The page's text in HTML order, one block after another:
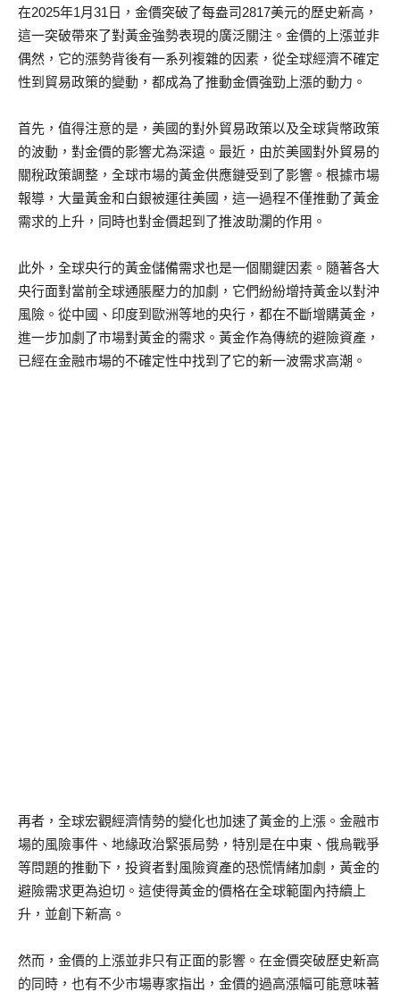
在2025年1月31日，金價突破了每盎司2817美元的歷史新高，
這一突破帶來了對黃金強勢表現的廣泛關注。金價的上漲並非
偶然，它的漲勢背後有一系列複雜的因素，從全球經濟不確定
性到貿易政策的變動，都成為了推動金價強勁上漲的動力。
首先，值得注意的是，美國的對外貿易政策以及全球貨幣政策
的波動，對金價的影響尤為深遠。最近，由於美國對外貿易的
關稅政策調整，全球市場的黃金供應鏈受到了影響。根據市場
報導，大量黃金和白銀被運往美國，這一過程不僅推動了黃金
需求的上升，同時也對金價起到了推波助瀾的作用。
此外，全球央行的黃金儲備需求也是一個關鍵因素。隨著各大
央行面對當前全球通脹壓力的加劇，它們紛紛增持黃金以對沖
風險。從中國、印度到歐洲等地的央行，都在不斷增購黃金，
進一步加劇了市場對黃金的需求。黃金作為傳統的避險資產，
已經在金融市場的不確定性中找到了它的新一波需求高潮。
再者，全球宏觀經濟情勢的變化也加速了黃金的上漲。金融市
場的風險事件、地緣政治緊張局勢，特別是在中東、俄烏戰爭
等問題的推動下，投資者對風險資產的恐慌情緒加劇，黃金的
避險需求更為迫切。這使得黃金的價格在全球範圍內持續上
升，並創下新高。
然而，金價的上漲並非只有正面的影響。在金價突破歷史新高
的同時，也有不少市場專家指出，金價的過高漲幅可能意味著